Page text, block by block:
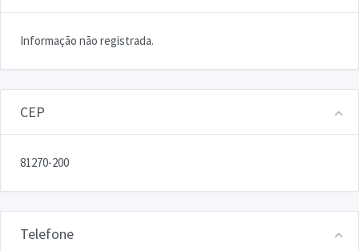
Informação não registrada.
CEP
81270-200
Telefone